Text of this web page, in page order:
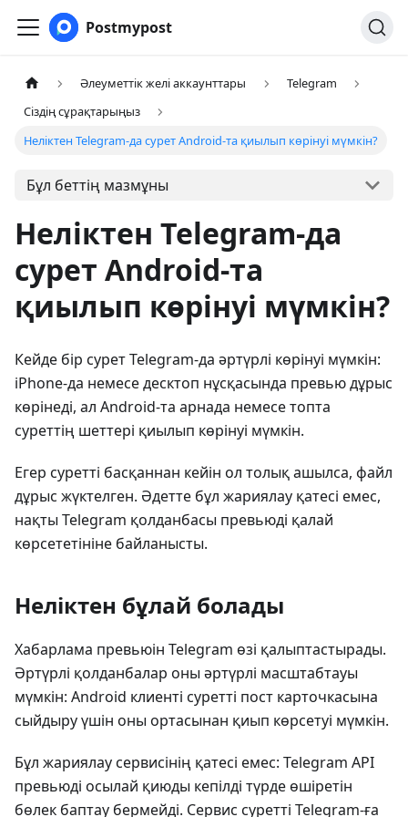
Postmypost
Әлеуметтік желі аккаунттары
Telegram
Сіздің сұрақтарыңыз
Неліктен Telegram-да сурет Android-та қиылып көрінуі мүмкін?
Бұл беттің мазмұны
Неліктен Telegram-да
сурет Android-та
қиылып көрінуі мүмкін?
Кейде бір сурет Telegram-да әртүрлі көрінуі мүмкін:
iPhone-да немесе десктоп нұсқасында превью дұрыс
көрінеді, ал Android-та арнада немесе топта
суреттің шеттері қиылып көрінуі мүмкін.
Егер суретті басқаннан кейін ол толық ашылса, файл
дұрыс жүктелген. Әдетте бұл жариялау қатесі емес,
нақты Telegram қолданбасы превьюді қалай
көрсететініне байланысты.
Неліктен бұлай болады
Хабарлама превьюін Telegram өзі қалыптастырады.
Әртүрлі қолданбалар оны әртүрлі масштабтауы
мүмкін: Android клиенті суретті пост карточкасына
сыйдыру үшін оны ортасынан қиып көрсетуі мүмкін.
Бұл жариялау сервисінің қатесі емес: Telegram API
превьюді осылай қиюды кепілді түрде өшіретін
бөлек баптау бермейді. Сервис суретті Telegram-ға